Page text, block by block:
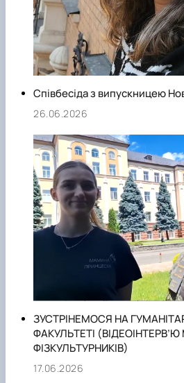
Співбесіда з випускницею
26.06.2026
ЗУСТРІНЕМОСЯ НА
ФАКУЛЬТЕТІ
ФІЗКУЛЬТУРНИКІВ)
17.06.2026